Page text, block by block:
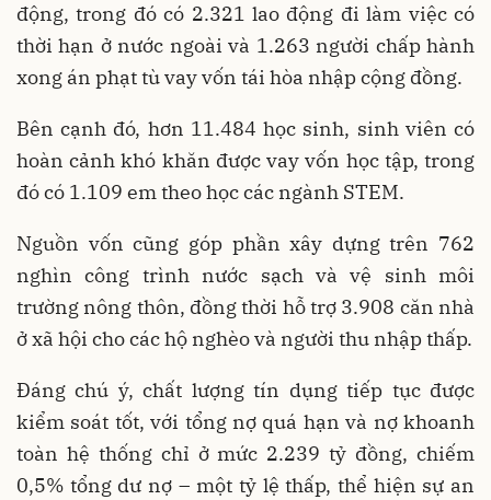
động, trong đó có 2.321 lao động đi làm việc có
thời hạn ở nước ngoài và 1.263 người chấp hành
xong án phạt tù vay vốn tái hòa nhập cộng đồng.
Bên cạnh đó, hơn 11.484 học sinh, sinh viên có
hoàn cảnh khó khăn được vay vốn học tập, trong
đó có 1.109 em theo học các ngành STEM.
Nguồn vốn cũng góp phần xây dựng trên 762
nghìn công trình nước sạch và vệ sinh môi
trường nông thôn, đồng thời hỗ trợ 3.908 căn nhà
ở xã hội cho các hộ nghèo và người thu nhập thấp.
Đáng chú ý, chất lượng tín dụng tiếp tục được
kiểm soát tốt, với tổng nợ quá hạn và nợ khoanh
toàn hệ thống chỉ ở mức 2.239 tỷ đồng, chiếm
0,5% tổng dư nợ – một tỷ lệ thấp, thể hiện sự an